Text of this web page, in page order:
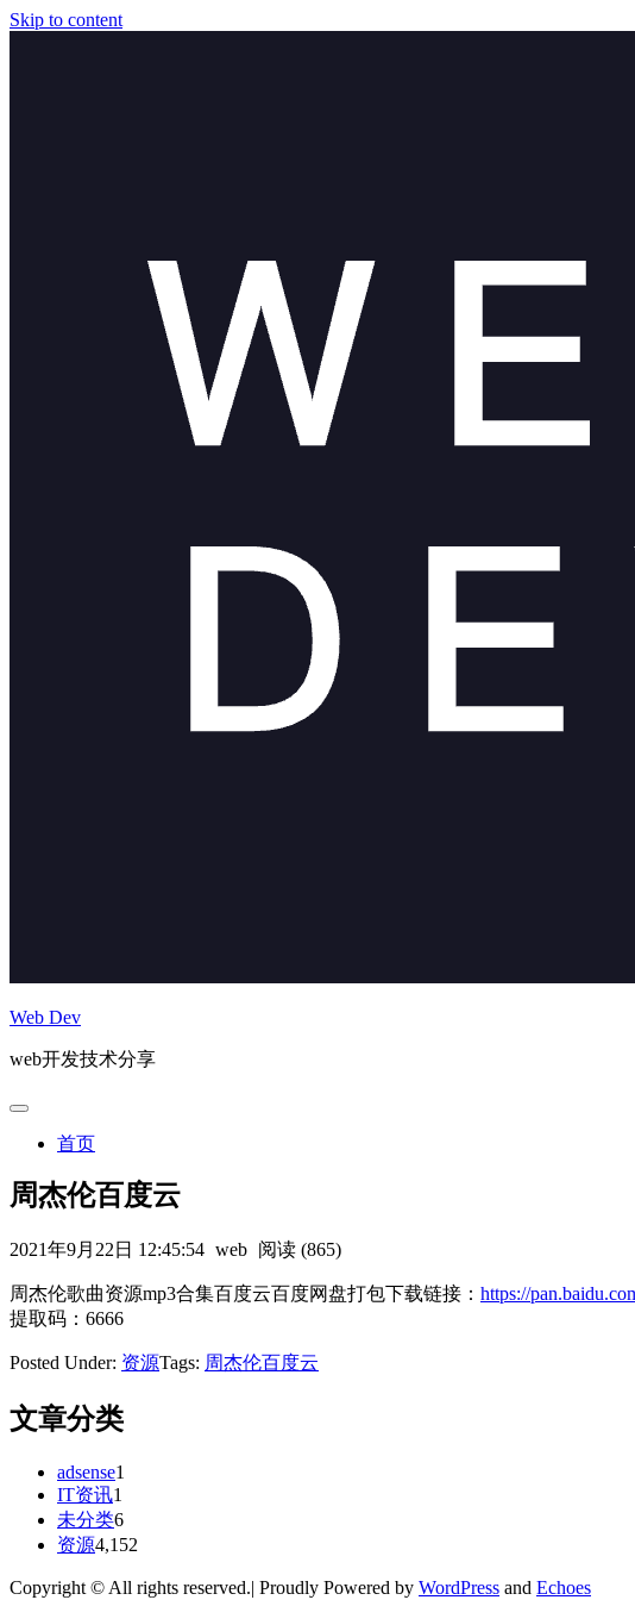
Skip to content
Web Dev
web开发技术分享
首页
周杰伦百度云
2021年9月22日 12:45:54 web 阅读 (865)
周杰伦歌曲资源mp3合集百度云百度网盘打包下载链接： https://
提取码：6666
Posted Under: 资源Tags: 周杰伦百度云
文章分类
adsense1
IT资讯1
未分类6
资源4,152
Copyright © All rights reserved.| Proudly Powered by WordPress and Echoes